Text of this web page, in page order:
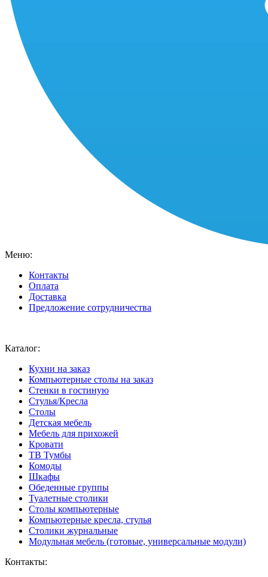
Меню:
Контакты
Оплата
Доставка
Предложение сотрудничества
Каталог:
Кухни на заказ
Компьютерные столы на заказ
Стенки в гостиную
Стулья/Кресла
Столы
Детская мебель
Мебель для прихожей
Кровати
ТВ Тумбы
Комоды
Шкафы
Обеденные группы
Туалетные столики
Столы компьютерные
Компьютерные кресла, стулья
Столики журнальные
Модульная мебель (готовые, универсальные модули)
Контакты: